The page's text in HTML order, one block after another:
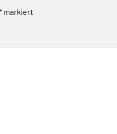
markiert